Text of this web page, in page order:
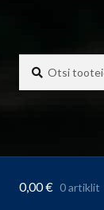
0,00€ 0 artiklit